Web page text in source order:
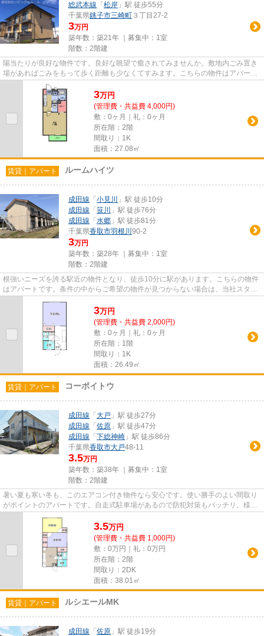
総武本線 「 松岸 」駅 徒歩55分
千葉県銚子市三崎町 ３丁目27-2
3万円
築年数：築21年 ｜募集中： 1室
階数：2階建
陽当たりが良好な物件です。良好な眺望で癒されてみませんか。敷地内ごみ置き
場があればごみをもって歩く距離も少なくてすみます。こちらの物件はアパート
です。銚子市エリアにある賃...
3万円
(管理費・共益費 4,000円)
敷：0ヶ月｜礼：0ヶ月
所在階：2階
間取り：1K
面積：27.08㎡
賃貸｜アパート ルームハイツ
成田線 「 小見川
」駅 徒歩10分
成田線 「 笹川
」駅 徒歩76分
成田線 「 水郷 」駅 徒歩81分
千葉県香取市羽根川 90-2
3万円
築年数：築28年 ｜募集中： 1室
階数：2階建
根強いニーズを誇る駅近の物件となり、徒歩10分に駅があります。こちらの物件
はアパートです。条件の中からご希望の物件が見つからない場合は、当社スタッ
3万円
(管理費・共益費 2,000円)
敷：0ヶ月｜礼：0ヶ月
所在階：1階
間取り：1K
面積：26.49㎡
賃貸｜アパート コーポイトウ
成田線 「 大戸 」駅 徒歩27分
成田線 「 佐原 」駅 徒歩47分
成田線 「 下総神崎 」駅 徒歩86分
千葉県香取市大戸48-11
3.5万円
築年数：築38年 ｜募集中： 1室
階数：2階建
暑い夏も寒い冬も、このエアコン付き物件なら安心です。使い勝手のよい間取り
がポイントのアパートです。自走式駐車場があるので防犯対策もバッチリ。様々
3.5万円
(管理費・共益費 1,000円)
敷：0万円｜礼：0万円
所在階：2階
間取り：2DK
面積：38.01㎡
賃貸｜アパート ルシエールMK
成田線 「 佐原 」駅 徒歩19分